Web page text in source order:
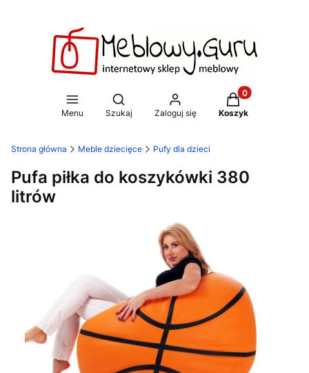
Menu
Otwórz wyszukiwarkę
Szukaj Zaloguj się
Produkty w
Koszyk
Strona główna Meble dziecięce Pufy dla dzieci
Pufa piłka do koszykówki 380
litrów